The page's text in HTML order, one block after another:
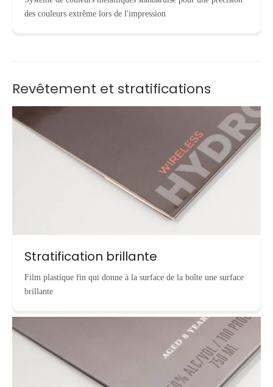
des couleurs extrême lors de l'impression
Revêtement et stratifications
Stratification brillante
Film plastique fin qui donne à la surface de la boîte une surface
brillante